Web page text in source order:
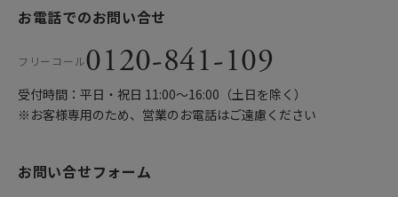
お電話でのお問い合せ
フリーコール0120-841-109
受付時間：平日・祝日 11:00〜16:00（土日を除く）
※お客様専用のため、営業のお電話はご遠慮ください
お問い合せフォーム